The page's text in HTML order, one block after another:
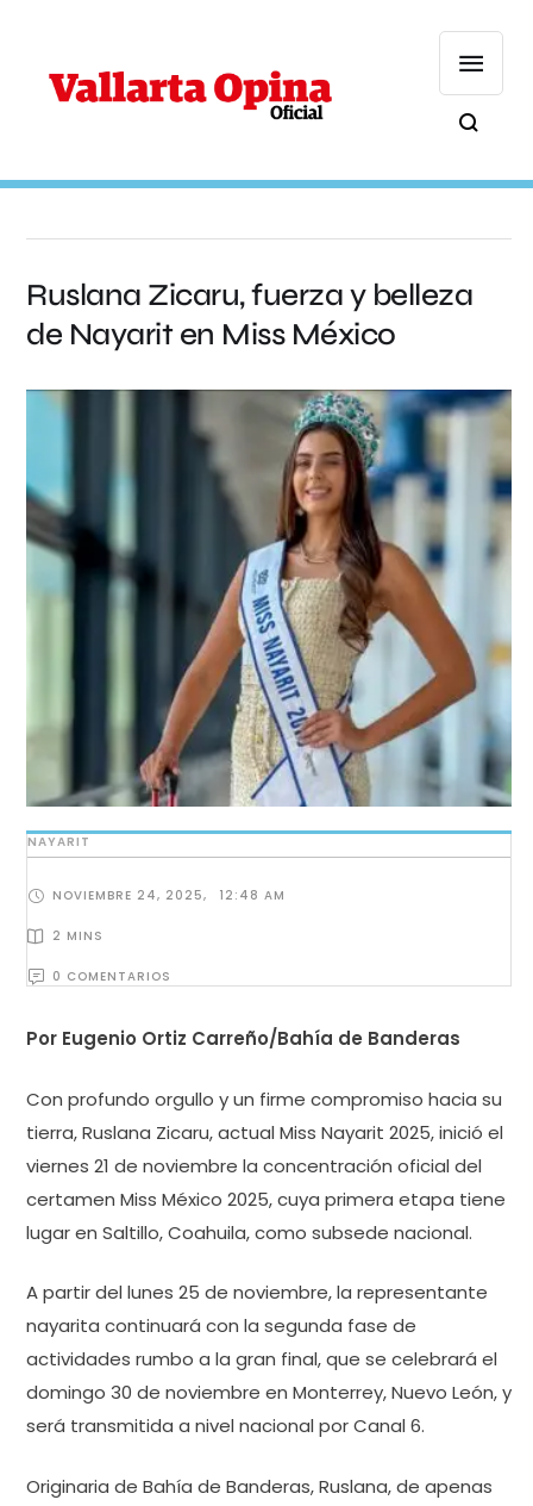
Ruslana Zicaru, fuerza y belleza
de Nayarit en Miss México
NAYARIT
NOVIEMBRE 24, 2025, 12:48 AM
2 MINS
0 COMENTARIOS
Por Eugenio Ortiz Carreño/Bahía de Banderas
Con profundo orgullo y un firme compromiso hacia su
tierra, Ruslana Zicaru, actual Miss Nayarit 2025, inició el
viernes 21 de noviembre la concentración oficial del
certamen Miss México 2025, cuya primera etapa tiene
lugar en Saltillo, Coahuila, como subsede nacional.
A partir del lunes 25 de noviembre, la representante
nayarita continuará con la segunda fase de
actividades rumbo a la gran final, que se celebrará el
domingo 30 de noviembre en Monterrey, Nuevo León, y
será transmitida a nivel nacional por Canal 6.
Originaria de Bahía de Banderas, Ruslana, de apenas